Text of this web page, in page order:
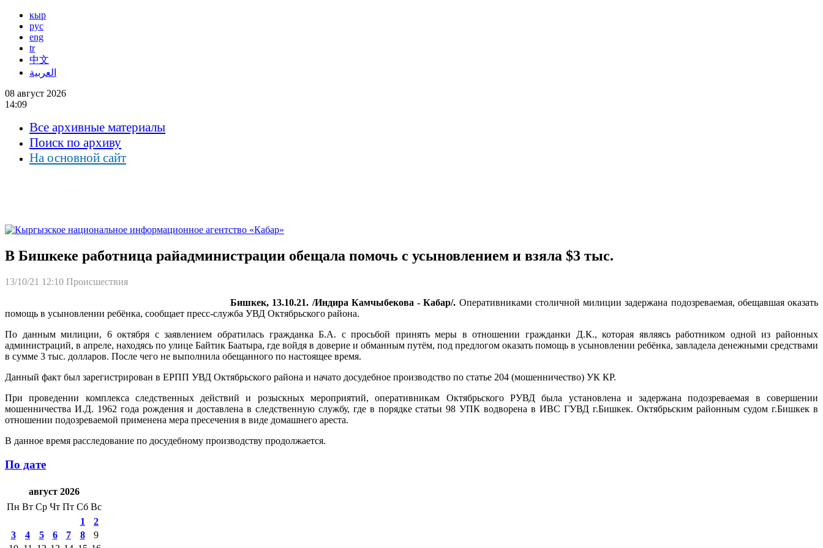
кыр
рус
eng
tr
中文
العربية
08 август 2026
14:09
Все архивные материалы
Поиск по архиву
На основной сайт
В Бишкеке работница райадминистрации обещала помочь с усыновлением и взяла $3 тыс.
13/10/21 12:10 Происшествия
Бишкек, 13.10.21. /Индира Камчыбекова - Кабар/. Оперативниками столичной милиции задержана подозреваемая, обещавшая оказать
помощь в усыновлении ребёнка, сообщает пресс-служба УВД Октябрьского района.
По данным милиции, 6 октября с заявлением обратилась гражданка Б.А. с просьбой принять меры в отношении гражданки Д.К., которая являясь работником одной из районных
администраций, в апреле, находясь по улице Байтик Баатыра, где войдя в доверие и обманным путём, под предлогом оказать помощь в усыновлении ребёнка, завладела денежными средствами
в сумме 3 тыс. долларов. После чего не выполнила обещанного по настоящее время.
Данный факт был зарегистрирован в ЕРПП УВД Октябрьского района и начато досудебное производство по статье 204 (мошенничество) УК КР.
При проведении комплекса следственных действий и розыскных мероприятий, оперативникам Октябрьского РУВД была установлена и задержана подозреваемая в совершении
мошенничества И.Д. 1962 года рождения и доставлена в следственную службу, где в порядке статьи 98 УПК водворена в ИВС ГУВД г.Бишкек. Октябрьским районным судом г.Бишкек в
отношении подозреваемой применена мера пресечения в виде домашнего ареста.
В данное время расследование по досудебному производству продолжается.
По дате
август 2026
Пн Вт Ср Чт Пт Сб Вс
1
2
3
4 5 6 7 8
9